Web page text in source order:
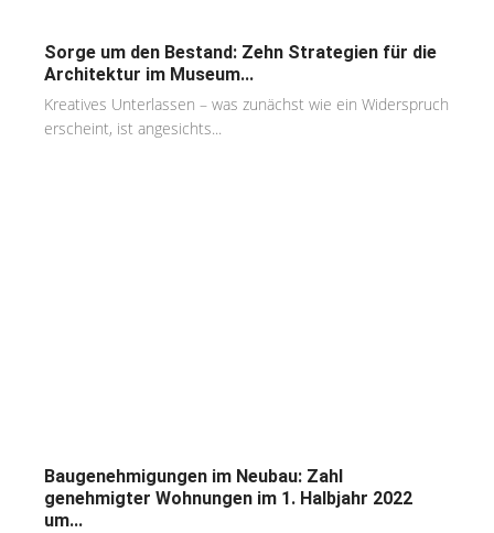
Sorge um den Bestand: Zehn Strategien für die
Architektur im Museum...
Kreatives Unterlassen – was zunächst wie ein Widerspruch
erscheint, ist angesichts...
Baugenehmigungen im Neubau: Zahl
genehmigter Wohnungen im 1. Halbjahr 2022
um...